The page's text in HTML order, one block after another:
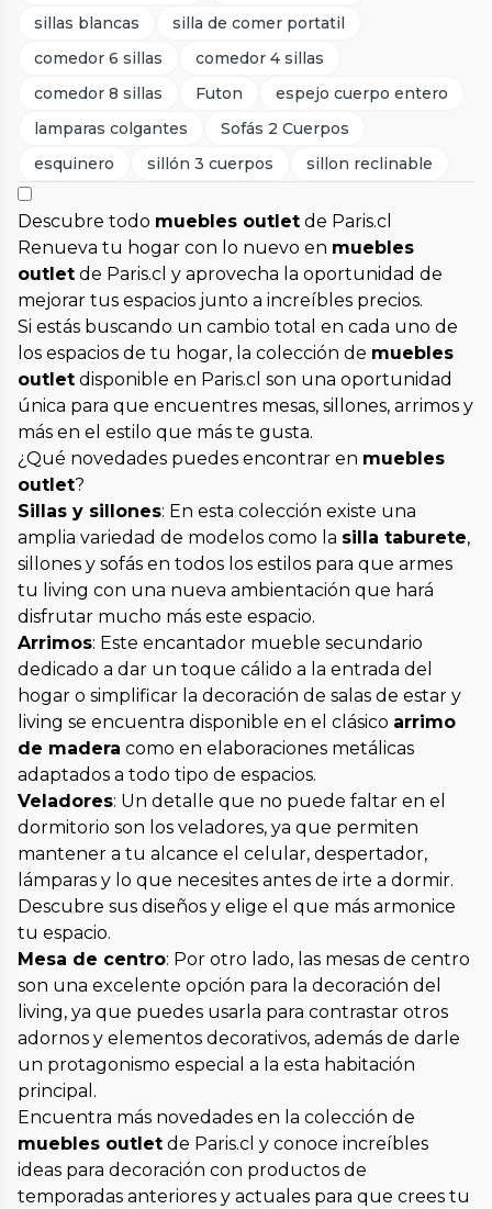
sillas blancas
silla de comer portatil
comedor 6 sillas
comedor 4 sillas
comedor 8 sillas
Futon
espejo cuerpo entero
lamparas colgantes
Sofás 2 Cuerpos
esquinero
sillón 3 cuerpos sillon reclinable
Descubre todo muebles outlet de Paris.cl
Renueva tu hogar con lo nuevo en muebles
outlet de Paris.cl y aprovecha la oportunidad de
mejorar tus espacios junto a increíbles precios.
Si estás buscando un cambio total en cada uno de
los espacios de tu hogar, la colección de muebles
outlet disponible en Paris.cl son una oportunidad
única para que encuentres mesas, sillones, arrimos y
más en el estilo que más te gusta.
¿Qué novedades puedes encontrar en muebles
outlet?
Sillas y sillones: En esta colección existe una
amplia variedad de modelos como la silla taburete,
sillones y sofás en todos los estilos para que armes
tu living con una nueva ambientación que hará
disfrutar mucho más este espacio.
Arrimos: Este encantador mueble secundario
dedicado a dar un toque cálido a la entrada del
hogar o simplificar la decoración de salas de estar y
living se encuentra disponible en el clásico arrimo
de madera como en elaboraciones metálicas
adaptados a todo tipo de espacios.
Veladores: Un detalle que no puede faltar en el
dormitorio son los veladores, ya que permiten
mantener a tu alcance el celular, despertador,
lámparas y lo que necesites antes de irte a dormir.
Descubre sus diseños y elige el que más armonice
tu espacio.
Mesa de centro: Por otro lado, las mesas de centro
son una excelente opción para la decoración del
living, ya que puedes usarla para contrastar otros
adornos y elementos decorativos, además de darle
un protagonismo especial a la esta habitación
principal.
Encuentra más novedades en la colección de
muebles outlet de Paris.cl y conoce increíbles
ideas para decoración con productos de
temporadas anteriores y actuales para que crees tu